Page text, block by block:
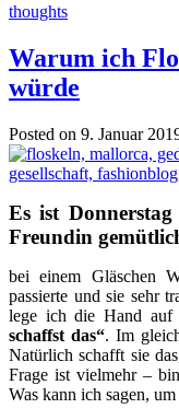
thoughts
Warum ich
würde
Posted on 9. Januar
Es ist
Freundin
bei einem Gläschen
passierte und sie sehr
lege ich die Hand auf
schaffst das“. Im
Natürlich schafft sie
Frage ist vielmehr –
Was kann ich sagen,